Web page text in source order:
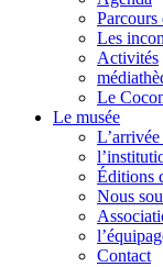
Parcours
Les
Activités
Le
Le musée
Éditions
Nous
Contact